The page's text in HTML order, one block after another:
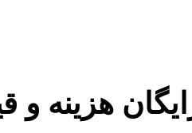
هزینه و